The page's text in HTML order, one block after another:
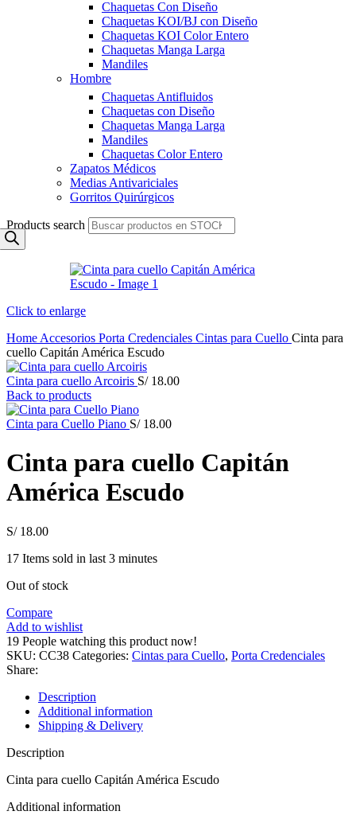
Chaquetas Con Diseño
Chaquetas KOI/BJ con Diseño
Chaquetas KOI Color Entero
Chaquetas Manga Larga
Mandiles
Hombre
Chaquetas Antifluidos
Chaquetas con Diseño
Chaquetas Manga Larga
Mandiles
Chaquetas Color Entero
Zapatos Médicos
Medias Antivariciales
Gorritos Quirúrgicos
Products search
Click to enlarge
Home Accesorios Porta Credenciales Cintas para Cuello Cinta para
cuello Capitán América Escudo
Cinta para cuello Arcoiris S/18.00
Back to products
Cinta para Cuello Piano S/18.00
Cinta para cuello Capitán
América Escudo
S/18.00
17 Items sold in last 3 minutes
Out of stock
Compare
Add to wishlist
19 People watching this product now!
SKU: CC38 Categories: Cintas para Cuello, Porta Credenciales
Share:
Description
Additional information
Shipping & Delivery
Description
Cinta para cuello Capitán América Escudo
Additional information